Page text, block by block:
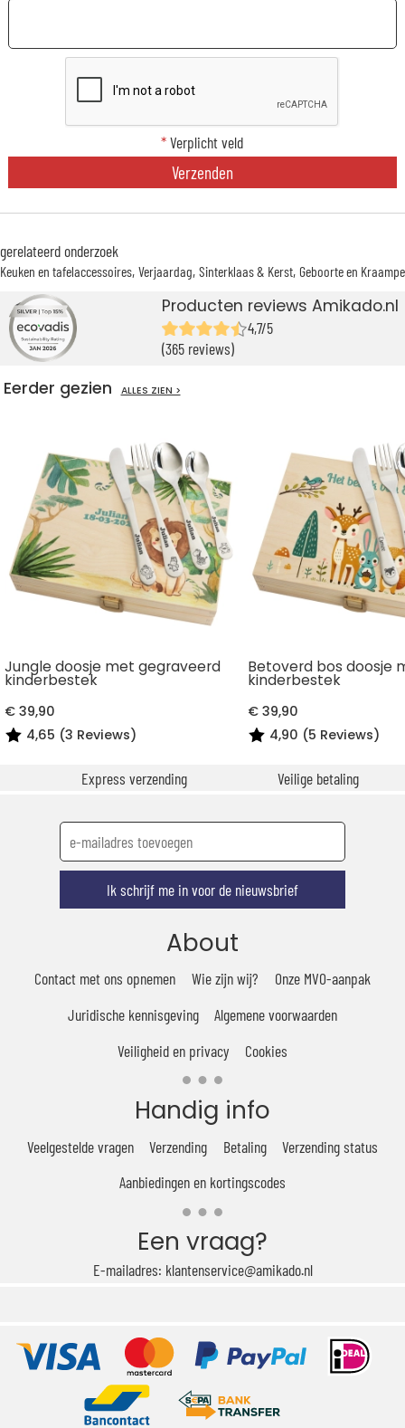
*Verplicht veld
Verzenden
gerelateerd onderzoek
Keuken en tafelaccessoires Verjaardag Sinterklaas & Kerst Geboorte en
Producten reviews Amikado.nl
4,7/5
(365 reviews)
Eerder gezien ALLES ZIEN >
Jungle doosje met gegraveerd
kinderbestek
€ 39,90
4,65 (3 Reviews)
Betoverd bos doosje
kinderbestek
€ 39,90
4,90 (5 Reviews)
Express verzending Veilige betaling
Ik schrijf me in voor de nieuwsbrief
About
Contact met ons opnemen Wie zijn wij?
Onze MVO-aanpak
Juridische kennisgeving
Algemene voorwaarden
Veiligheid en privacy
Cookies
Handig info
Veelgestelde vragen Verzending Betaling
Verzending status
Aanbiedingen en kortingscodes
Een vraag?
E-mailadres: klantenservice@amikado.nl